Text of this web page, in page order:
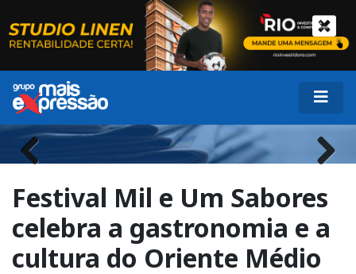
Previous Next
Festival Mil e Um Sabores
celebra a gastronomia e a